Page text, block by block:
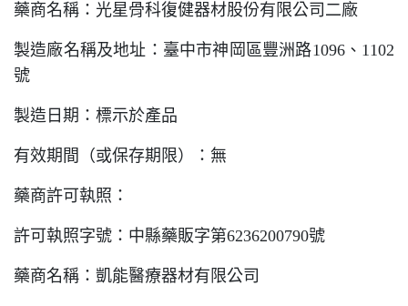
藥商名稱：光星骨科復健器材股份有限公司二廠
製造廠名稱及地址：臺中市神岡區豐洲路1096、 1102
號
製造日期：標示於產品
有效期間（或保存期限）：無
藥商許可執照：
許可執照字號：中縣藥販字第6236200790號
藥商名稱：凱能醫療器材有限公司